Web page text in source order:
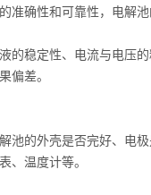
确性和可靠性，电解池
稳定性、电流与电压的
偏差。
的外壳是否完好、电
、温度计等。